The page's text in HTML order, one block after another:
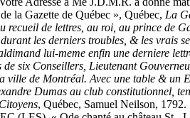
la Gazette de Québec », Québec, La
recueil de lettres, au roi, au prince de
les derniers troubles, & les vrais
lui-meme enfin une derniere
de six Conseillers, Lieutenant
ville de Montréal. Avec une table &
Dumas au club constitutionnel,
, Québec, Samuel Neilson, 1792.